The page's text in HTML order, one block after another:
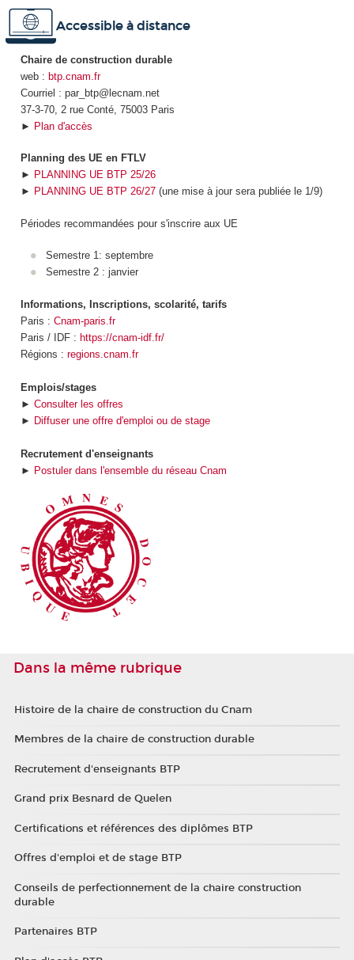
Accessible à distance
Chaire de construction durable
web : btp.cnam.fr
Courriel : par_btp@lecnam.net
37-3-70, 2 rue Conté, 75003 Paris
► Plan d'accès
Planning des UE en FTLV
► PLANNING UE BTP 25/26
► PLANNING UE BTP 26/27(une mise à jour sera publiée le 1/9)
Périodes recommandées pour s'inscrire aux UE
Semestre 1: septembre
Semestre 2 : janvier
Informations, Inscriptions, scolarité, tarifs
Paris : Cnam-paris.fr
Paris / IDF : https://cnam-idf.fr/
Régions : regions.cnam.fr
Emplois/stages
► Consulter les offres
► Diffuser une offre d'emploi ou de stage
Recrutement d'enseignants
► Postuler dans l'ensemble du réseau Cnam
Dans la même rubrique
Histoire de la chaire de construction du Cnam
Membres de la chaire de construction durable
Recrutement d'enseignants BTP
Grand prix Besnard de Quelen
Certifications et références des diplômes BTP
Offres d'emploi et de stage BTP
Conseils de perfectionnement de la chaire construction
durable
Partenaires BTP